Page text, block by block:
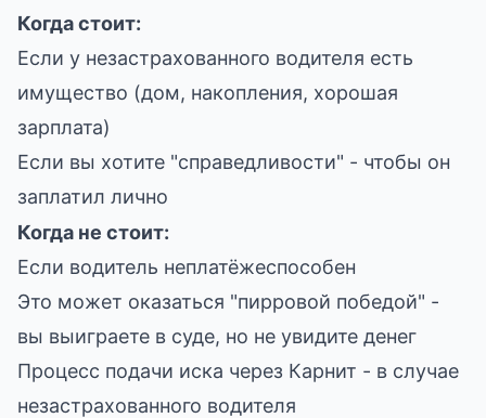
Когда стоит:
Если у незастрахованного водителя есть
имущество (дом, накопления, хорошая
зарплата)
Если вы хотите "справедливости" - чтобы он
заплатил лично
Когда не стоит:
Если водитель неплатёжеспособен
Это может оказаться "пирровой победой" -
вы выиграете в суде, но не увидите денег
Процесс подачи иска через Карнит - в случае
незастрахованного водителя